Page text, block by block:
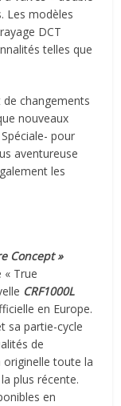
Les modèles
DCT
telles que
changements
nouveaux
pour
aventureuse
les
Concept »
True
CRF1000L
en Europe.
sa partie-cycle
de
originelle toute la
plus récente.
en